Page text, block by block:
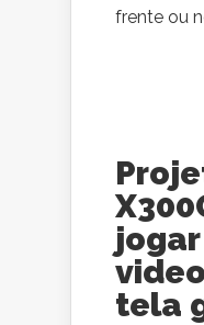
frente ou
jogar
tela